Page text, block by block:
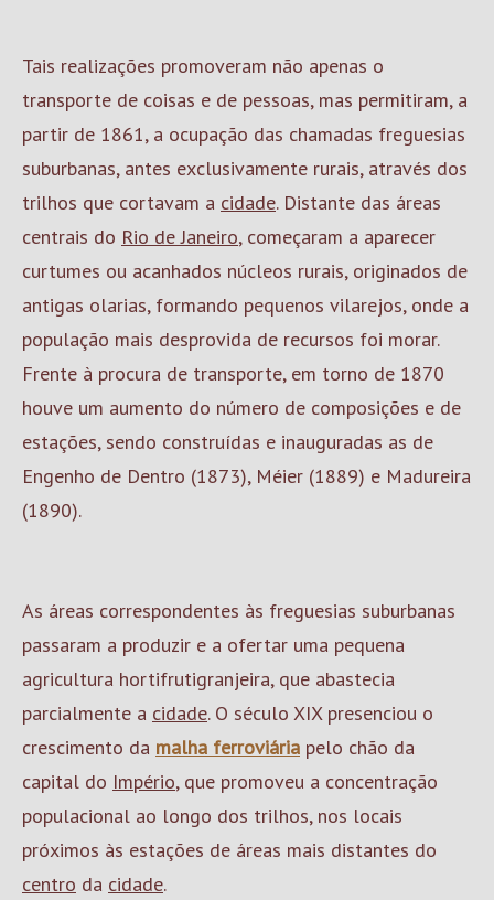
Tais realizações promoveram não apenas o
transporte de coisas e de pessoas, mas permitiram, a
partir de 1861, a ocupação das chamadas freguesias
suburbanas, antes exclusivamente rurais, através dos
trilhos que cortavam a cidade. Distante das áreas
centrais do Rio de Janeiro, começaram a aparecer
curtumes ou acanhados núcleos rurais, originados de
antigas olarias, formando pequenos vilarejos, onde a
população mais desprovida de recursos foi morar.
Frente à procura de transporte, em torno de 1870
houve um aumento do número de composições e de
estações, sendo construídas e inauguradas as de
Engenho de Dentro (1873), Méier (1889) e Madureira
(1890).
As áreas correspondentes às freguesias suburbanas
passaram a produzir e a ofertar uma pequena
agricultura hortifrutigranjeira, que abastecia
parcialmente a cidade. O século XIX presenciou o
crescimento da malha ferroviária pelo chão da
capital do Império, que promoveu a concentração
populacional ao longo dos trilhos, nos locais
próximos às estações de áreas mais distantes do
centro da cidade.